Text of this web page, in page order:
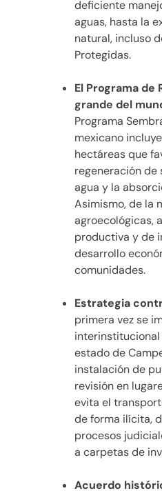
deficiente
aguas, hasta la
natural, incluso
Protegidas.
El Programa de
grande del
Programa
mexicano
hectáreas que
regeneración de
agua y la
Asimismo, de la
agroecológicas,
productiva y de
desarrollo
comunidades.
Estrategia
primera vez se
interinstitucional
estado de
instalación de
revisión en
evita el
de forma ilícita,
procesos
a carpetas de
Acuerdo